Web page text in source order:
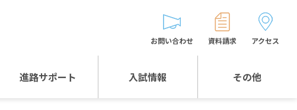
進路サポート 入試情報 その他
お問い合わせ 資料請求 アクセス